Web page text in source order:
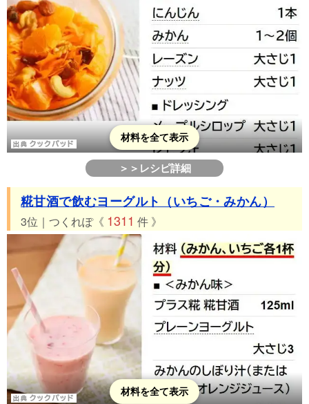
57位 つくれぽ84件 すごくおいしい！みかんジャム
58位 つくれぽ81件 【衝撃】缶詰丸ごと みかんゼリー♪
59位 つくれぽ80件 簡単すぎる!!みかん寒天♪
60位 つくれぽ80件 レンジで簡単☆ミカンういろう☆
材料を全て表示
＞＞レシピ詳細
糀甘酒で飲むヨーグルト（いちご・みかん）
3位｜つくれぽ《 1311 件 》
材料を全て表示